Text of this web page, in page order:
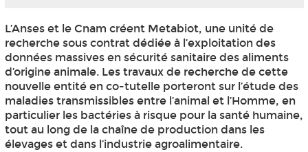
L’Anses et le Cnam créent Metabiot, une unité de
recherche sous contrat dédiée à l’exploitation des
données massives en sécurité sanitaire des aliments
d’origine animale. Les travaux de recherche de cette
nouvelle entité en co-tutelle porteront sur l’étude des
maladies transmissibles entre l’animal et l’Homme, en
particulier les bactéries à risque pour la santé humaine,
tout au long de la chaîne de production dans les
élevages et dans l’industrie agroalimentaire.